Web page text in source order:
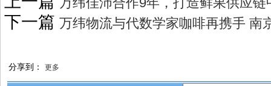
下一篇 万纬物流与代数学家咖啡再携手 南
分享到： 更多